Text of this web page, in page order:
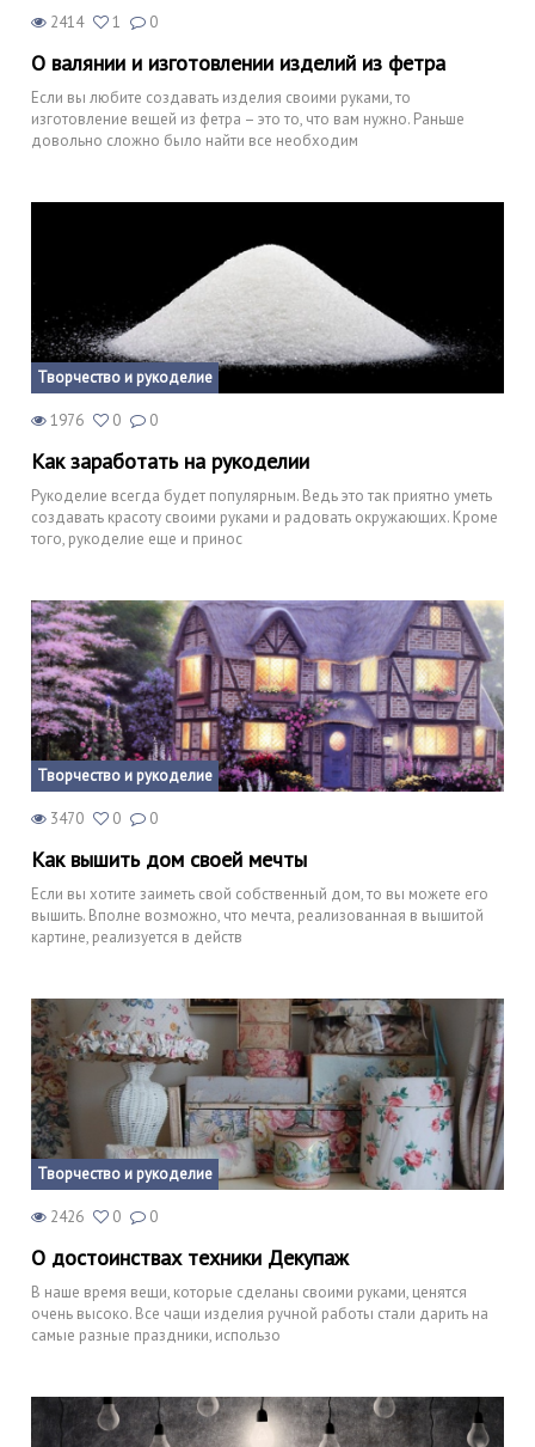
2414 1 0
О валянии и изготовлении изделий из фетра
Если вы любите создавать изделия своими руками, то
изготовление вещей из фетра – это то, что вам нужно. Раньше
довольно сложно было найти все необходим
Творчество и рукоделие
1976 0 0
Как заработать на рукоделии
Рукоделие всегда будет популярным. Ведь это так приятно уметь
создавать красоту своими руками и радовать окружающих. Кроме
того, рукоделие еще и принос
Творчество и рукоделие
3470 0 0
Как вышить дом своей мечты
Если вы хотите заиметь свой собственный дом, то вы можете его
вышить. Вполне возможно, что мечта, реализованная в вышитой
картине, реализуется в действ
Творчество и рукоделие
2426 0 0
О достоинствах техники Декупаж
В наше время вещи, которые сделаны своими руками, ценятся
очень высоко. Все чащи изделия ручной работы стали дарить на
самые разные праздники, использо